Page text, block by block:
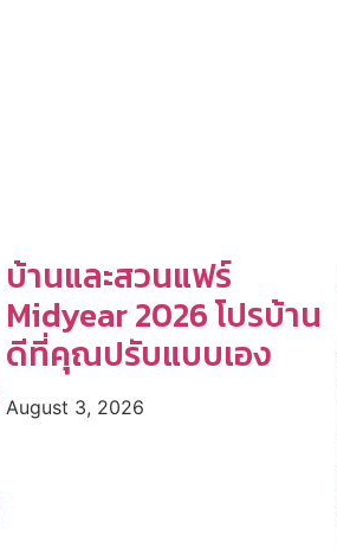
บ้านและสวนแฟร์
Midyear 2026 โปรบ้าน
ดีที่คุณปรับแบบเอง
August 3, 2026